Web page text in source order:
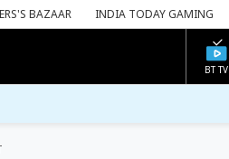
BAZAAR INDIA TODAY GAMING
BT TV